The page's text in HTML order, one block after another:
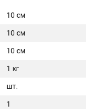
10 см
10 см
10 см
1 кг
шт.
1